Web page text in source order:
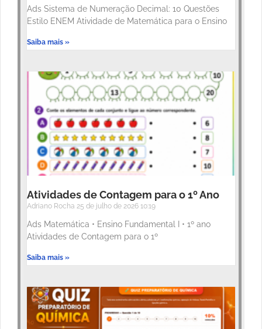
Ads Sistema de Numeração Decimal: 10 Questões
Estilo ENEM Atividade de Matemática para o Ensino
Saiba mais »
Atividades de Contagem para o 1º Ano
Adriano Rocha 25 de julho de 2026 10:19
Ads Matemática • Ensino Fundamental I • 1º ano
Atividades de Contagem para o 1º
Saiba mais »